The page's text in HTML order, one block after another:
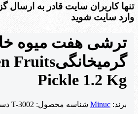
تنها کاربران سایت قادر به
وارد سایت شوید
گرمیخانگیFruits
Pickle 1.2 Kg
برند: Minuc شناسه محصول: T-3002